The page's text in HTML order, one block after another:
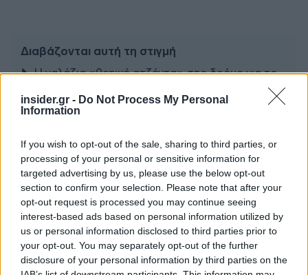
insider.gr - Do Not Process My Personal
Information
If you wish to opt-out of the sale, sharing to third parties, or
processing of your personal or sensitive information for
targeted advertising by us, please use the below opt-out
section to confirm your selection. Please note that after your
opt-out request is processed you may continue seeing
interest-based ads based on personal information utilized by
us or personal information disclosed to third parties prior to
your opt-out. You may separately opt-out of the further
disclosure of your personal information by third parties on the
Διαβάζονται αυτή τη στιγμή
Η γαλάζια «θετική ατζέντα» στο δρόμο για το
2027 - Το παράπονο της Καρυστιανού - Στον
ΣΥΡΙΖΑ μελετούν Ιστορία
«κίτρινα» και «κόκκινα» σπίτια για τις
αποζημιώσεις
Ποια είναι η (κυβερνητική) λίστα με τα μεγάλα
οδικά έργα και τα εκτιμώμενα
χρονοδιαγράμματα